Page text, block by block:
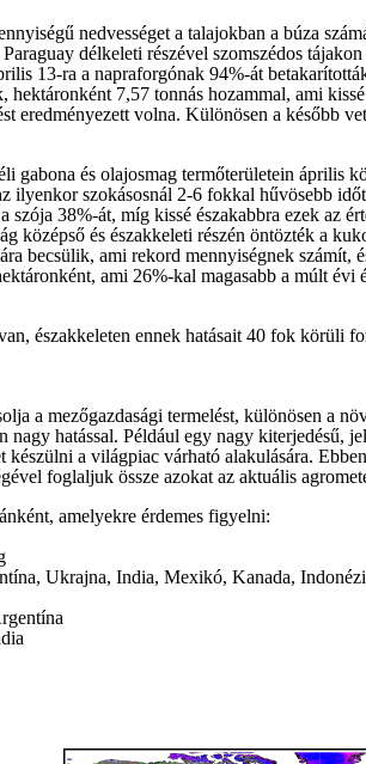
nedvességet a talajokban a búza
délkeleti részével szomszédos
13-ra a napraforgónak 94%-át
7,57 tonnás hozammal, ami
eredményezett volna. Különösen a később
és olajosmag termőterületein április
ilyenkor szokásosnál 2-6 fokkal hűvösebb
szója 38%-át, míg kissé északabbra ezek
középső és északkeleti részén öntözték a
becsülik, ami rekord mennyiségnek
ami 26%-kal magasabb a múlt
északkeleten ennek hatásait 40 fok körüli
a mezőgazdasági termelést, különösen a
hatással. Például egy nagy kiterjedésű,
készülni a világpiac várható alakulására.
foglaljuk össze azokat az aktuális
amelyekre érdemes figyelni:
Ukrajna, India, Mexikó, Kanada,